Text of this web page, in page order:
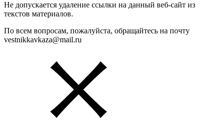
Не допускается удаление ссылки на данный веб-сайт из
текстов материалов.
По всем вопросам, пожалуйста, обращайтесь на почту
vestnikkavkaza@mail.ru